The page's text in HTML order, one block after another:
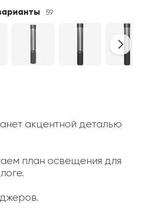
59
акцентной деталью
план освещения для